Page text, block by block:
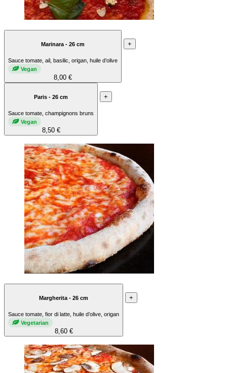
Marinara - 26 cm
Sauce tomate, ail, basilic, origan, huile d’olive
Vegan
8,00 €
+
Paris - 26 cm
Sauce tomate, champignons bruns
Vegan
8,50 €
+
Margherita - 26 cm
Sauce tomate, fior di latte, huile d’olive, origan
Vegetarian
8,60 €
+